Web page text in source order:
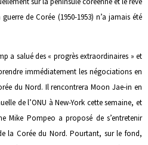
de Corée (1950-1953) n’a jamais été
a salué des « progrès extraordinaires » et
immédiatement les négociations en
du Nord. Il rencontrera Moon Jae-in en
de l’ONU à New-York cette semaine, et
Mike Pompeo a proposé de s’entretenir
la Corée du Nord. Pourtant, sur le fond,